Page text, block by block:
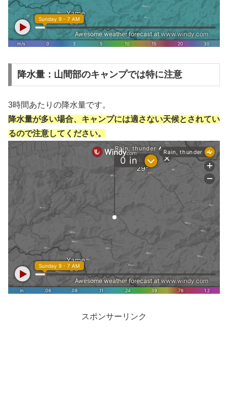
降水量：山間部のキャンプでは特に注意
3時間あたりの降水量です。
降水量が多い場合、キャンプには適さない天候とされてい
るので注意してください。
スポンサーリンク